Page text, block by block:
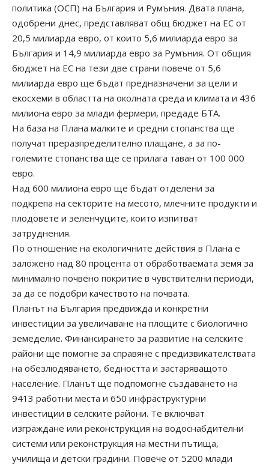
политика (ОСП) на България и Румъния. Двата плана,
одобрени днес, представляват общ бюджет на ЕС от
20,5 милиарда евро, от които 5,6 милиарда евро за
България и 14,9 милиарда евро за Румъния. От общия
бюджет на ЕС на тези две страни повече от 5,6
милиарда евро ще бъдат предназначени за цели и
екосхеми в областта на околната среда и климата и 436
милиона евро за млади фермери, предаде БТА.
На база на Плана малките и средни стопанства ще
получат преразпределително плащане, а за по-
големите стопанства ще се прилага таван от 100 000
евро.
Над 600 милиона евро ще бъдат отделени за
подкрепа на секторите на месото, млечните продукти и
плодовете и зеленчуците, които изпитват
затруднения.
По отношение на екологичните действия в Плана е
заложено над 80 процента от обработваемата земя за
минимално почвено покритие в чувствителни периоди,
за да се подобри качеството на почвата.
Планът на България предвижда и конкретни
инвестиции за увеличаване на площите с биологично
земеделие. Финансирането за развитие на селските
райони ще помогне за справяне с предизвикателствата
на обезлюдяването, бедността и застаряващото
население. Планът ще подпомогне създаването на
9413 работни места и 650 инфраструктурни
инвестиции в селските райони. Те включват
изграждане или реконструкция на водоснабдителни
системи или реконструкция на местни пътища,
училища и детски градини. Повече от 5200 млади